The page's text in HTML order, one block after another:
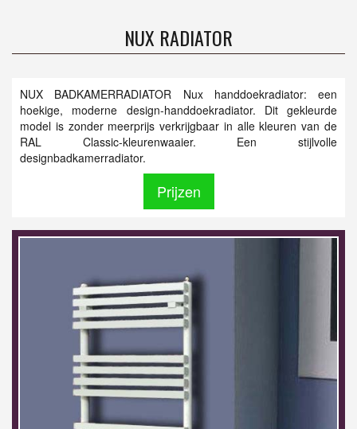
NUX RADIATOR
NUX BADKAMERRADIATOR Nux handdoekradiator: een
hoekige, moderne design-handdoekradiator. Dit gekleurde
model is zonder meerprijs verkrijgbaar in alle kleuren van de
RAL Classic-kleurenwaaier. Een stijlvolle
designbadkamerradiator.
Prijzen